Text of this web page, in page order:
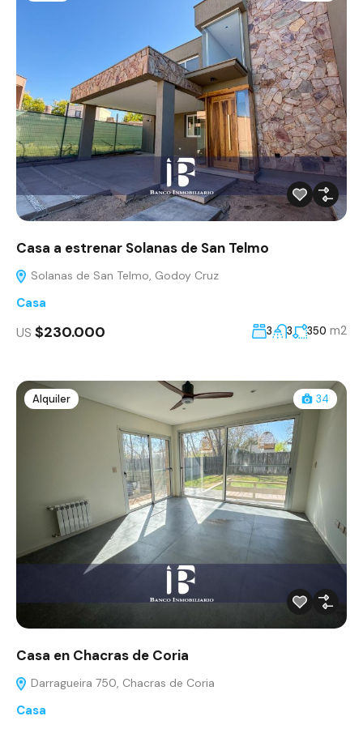
Casa a estrenar Solanas de San Telmo
Solanas de San Telmo, Godoy Cruz
Casa
US $230.000 3 3 350 m2
Alquiler 34
Casa en Chacras de Coria
Darragueira 750, Chacras de Coria
Casa